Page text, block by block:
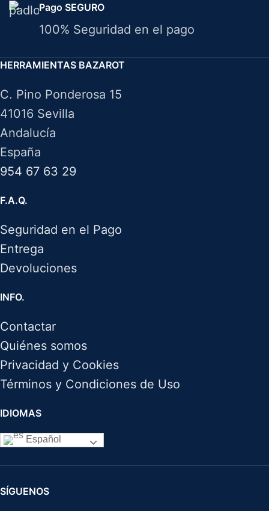
Pago SEGURO
100% Seguridad en el pago
HERRAMIENTAS BAZAROT
C. Pino Ponderosa 15
41016 Sevilla
Andalucía
España
954 67 63 29
F.A.Q.
Seguridad en el Pago
Entrega
Devoluciones
INFO.
Contactar
Quiénes somos
Privacidad y Cookies
Términos y Condiciones de Uso
IDIOMAS
Español
SÍGUENOS